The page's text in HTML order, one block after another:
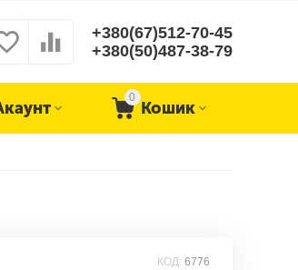
+380(67)512-70-45
+380(50)487-38-79
0
Кошик
КОД: 6776